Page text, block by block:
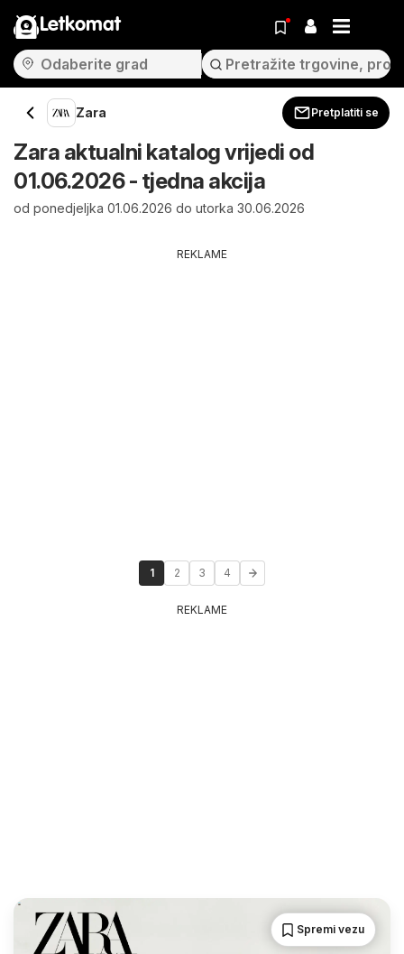
Letkomat
Zara Pretplatiti se
Zara aktualni katalog vrijedi od
01.06.2026 - tjedna akcija
od ponedjeljka 01.06.2026 do utorka 30.06.2026
REKLAME
1 2 3 4
REKLAME
Spremi vezu